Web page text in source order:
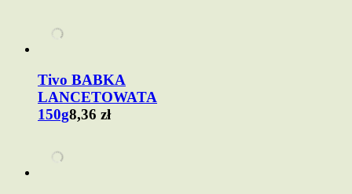
Tivo BABKA
LANCETOWATA
150g8,36 zł